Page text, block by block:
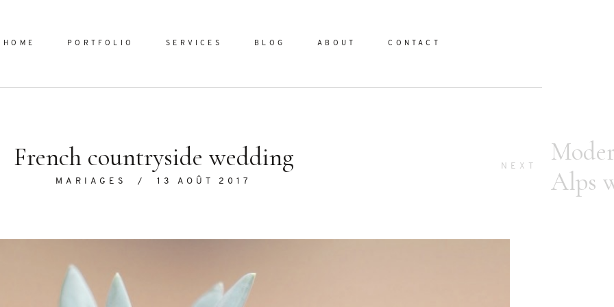
HOME PORTFOLIO SERVICES BLOG ABOUT CONTACT
French countryside wedding
MARIAGES / 13 AOÛT 2017
NEXT
Alps
sed
Portfolio
Blog
About